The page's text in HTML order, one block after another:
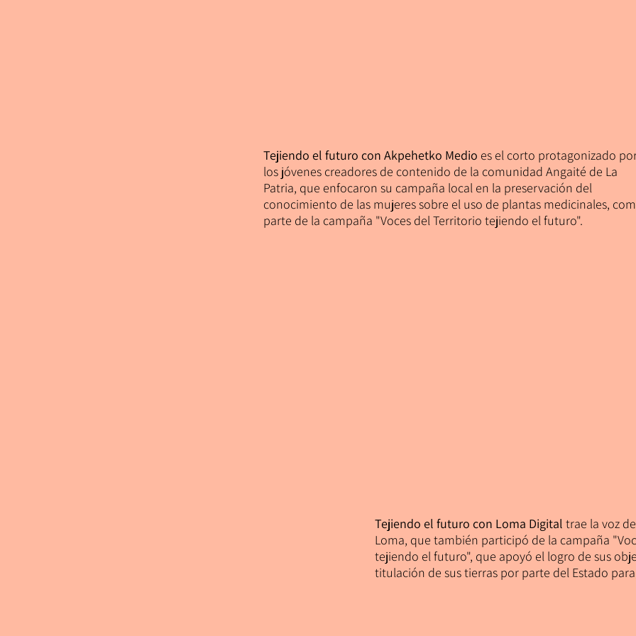
Tejiendo el futuro con Akpehetko Medio es el corto protagonizado
los jóvenes creadores de contenido de la comunidad Angaité de La
Patria, que enfocaron su campaña local en la preservación del
conocimiento de las mujeres sobre el uso de plantas medicinales,
parte de la campaña "Voces del Territorio tejiendo el futuro".
Tejiendo el futuro con Loma Digital trae la voz
Loma, que también participó de la campaña
tejiendo el futuro", que apoyó el logro de sus
titulación de sus tierras por parte del Estado